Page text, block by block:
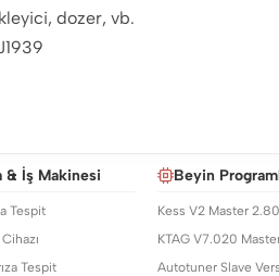
dozer, vb.
& İş Makinesi
Tespit
Tespit
Beyin
Kess V2 Master 2.80
KTAG V7.020
Autotuner Slave